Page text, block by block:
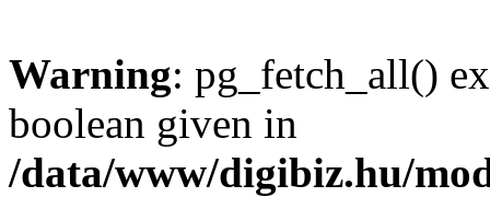
Warning: pg_fetch_all()
boolean given in
/data/www/digibiz.hu/